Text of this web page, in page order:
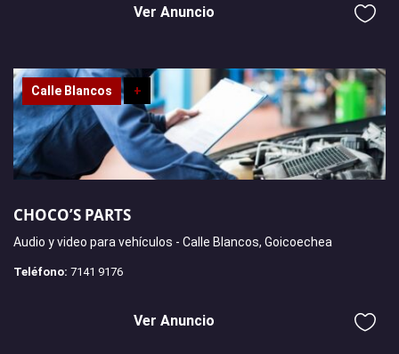
Ver Anuncio
Calle Blancos +
CHOCO’S PARTS
Audio y video para vehículos - Calle Blancos, Goicoechea
Teléfono: 7141 9176
Ver Anuncio